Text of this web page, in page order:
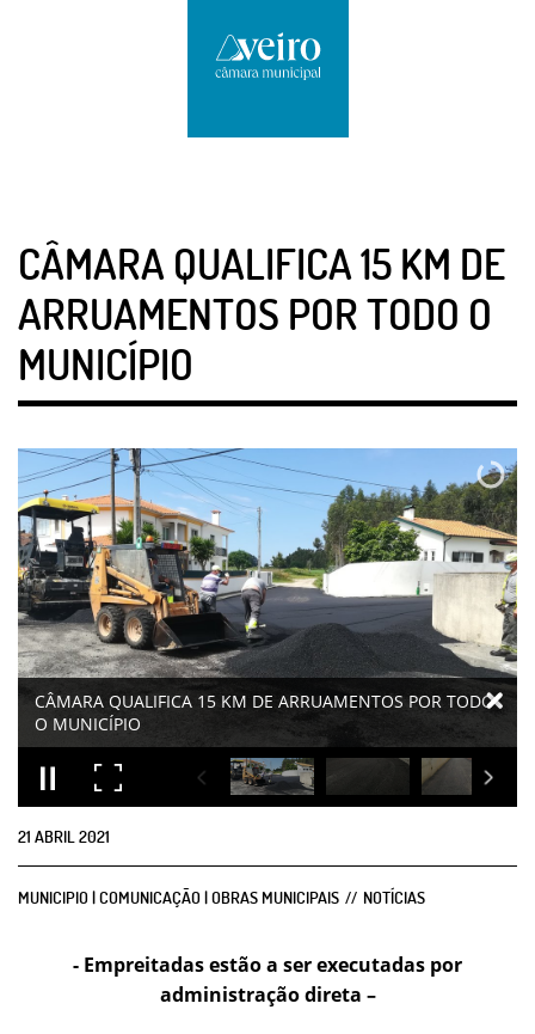
CÂMARA QUALIFICA 15 KM DE
ARRUAMENTOS POR TODO O
MUNICÍPIO
CÂMARA QUALIFICA 15 KM DE ARRUAMENTOS POR TODO
O MUNICÍPIO
21 ABRIL 2021
MUNICIPIO | COMUNICAÇÃO | OBRAS MUNICIPAIS NOTÍCIAS
- Empreitadas estão a ser executadas por
administração direta –